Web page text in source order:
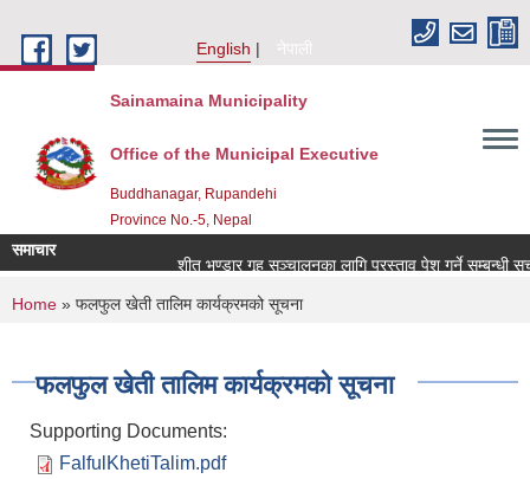
English
नेपाली
Sainamaina Municipality
Office of the Municipal Executive
Buddhanagar, Rupandehi
Province No.-5, Nepal
समाचार
शीत भण्डार गृह सञ्चालनका लागि प्रस्ताव पेश गर्ने सम्बन्धी
You are here
Home » फलफुल खेती तालिम कार्यक्रमको सूचना
फलफुल खेती तालिम कार्यक्रमको सूचना
Supporting Documents:
FalfulKhetiTalim.pdf